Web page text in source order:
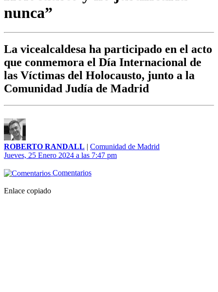
nunca”
La vicealcaldesa ha participado en el acto
que conmemora el Día Internacional de
las Víctimas del Holocausto, junto a la
Comunidad Judía de Madrid
ROBERTO RANDALL | Comunidad de Madrid
Jueves, 25 Enero 2024 a las 7:47 pm
Comentarios
Enlace copiado